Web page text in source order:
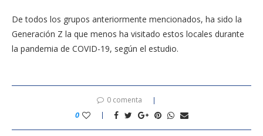
De todos los grupos anteriormente mencionados, ha sido la
Generación Z la que menos ha visitado estos locales durante
la pandemia de COVID-19, según el estudio.
0 comenta
0